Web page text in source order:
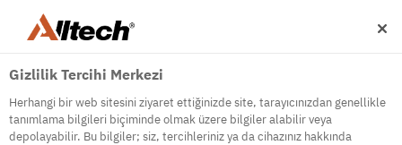
Gizlilik Tercihi Merkezi
Herhangi bir web sitesini ziyaret ettiğinizde site, tarayıcınızdan genellikle
tanımlama bilgileri biçiminde olmak üzere bilgiler alabilir veya
depolayabilir. Bu bilgiler; siz, tercihleriniz ya da cihazınız hakkında